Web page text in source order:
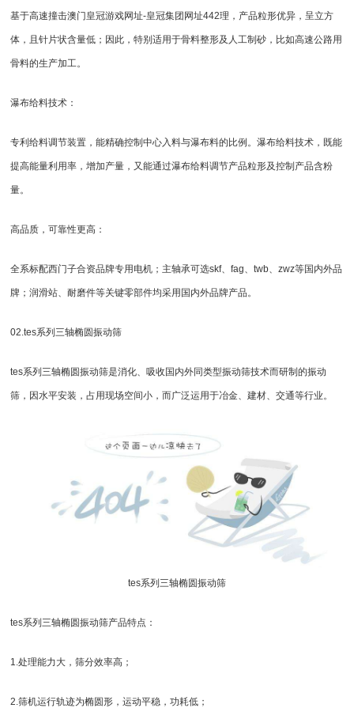
基于高速撞击澳门皇冠游戏网址-皇冠集团网址442理，产品粒形优异，呈立方
体，且针片状含量低；因此，特别适用于骨料整形及 人工制砂 ，比如高速公路用
骨料的生产加工。
瀑布给料技术：
专利给料调节装置，能精确控制中心入料与瀑布料的比例。瀑布给料技术，既能
提高能量利用率，增加产量，又能通过瀑布给料调节产品粒形及控制产品含粉
量。
高品质，可靠性更高：
全系标配西门子合资品牌专用电机；主轴承可选skf、fag、twb、zwz等国内外品
牌；润滑站、耐磨件等关键零部件均采用国内外品牌产品。
02.tes系列三轴椭圆振动筛
tes系列三轴椭圆振动筛是消化、吸收国内外同类型振动筛技术而研制的振动
筛 ，因水平安装，占用现场空间小，而广泛运用于冶金、建材、交通等行业。
tes系列三轴椭圆振动筛
tes系列三轴椭圆振动筛产品特点：
1.处理能力大，筛分效率高；
2.筛机运行轨迹为椭圆形，运动平稳，功耗低；